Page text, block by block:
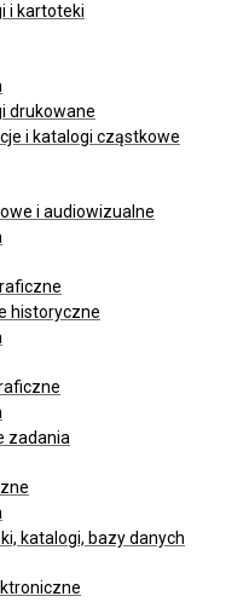
i kartoteki
drukowane
i katalogi cząstkowe
i audiowizualne
historyczne
zadania
katalogi, bazy danych